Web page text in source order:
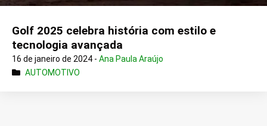
Golf 2025 celebra história com estilo e
tecnologia avançada
16 de janeiro de 2024 - Ana Paula Araújo
AUTOMOTIVO